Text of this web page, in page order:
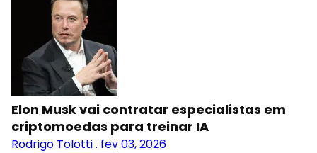
Elon Musk vai contratar especialistas em
criptomoedas para treinar IA
Rodrigo Tolotti. fev 03, 2026